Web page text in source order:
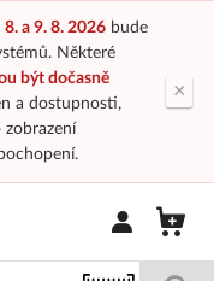
8. a 9. 8. 2026bude
Některé
být dočasně
a dostupnosti,
×
Přihlásit/